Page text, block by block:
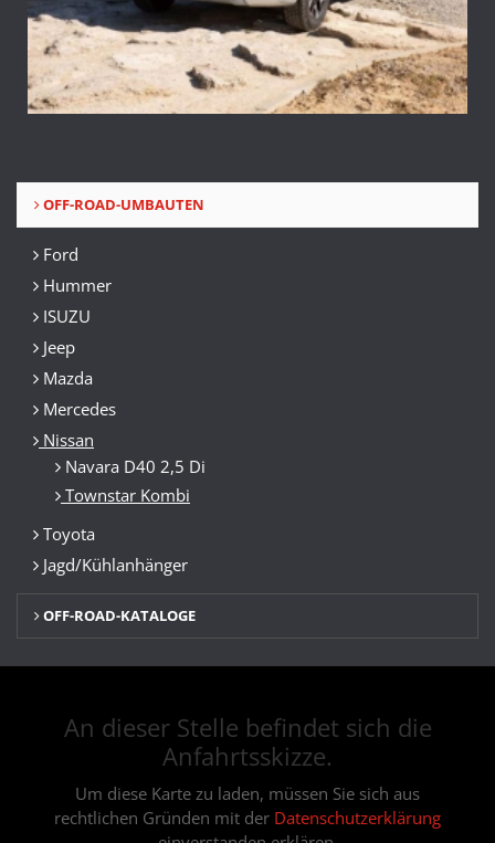
OFF-ROAD-UMBAUTEN
Ford
Hummer
ISUZU
Jeep
Mazda
Mercedes
Nissan
Navara D40 2,5 Di
Townstar Kombi
Toyota
Jagd/Kühlanhänger
OFF-ROAD-KATALOGE
An dieser Stelle befindet sich die
Anfahrtsskizze.
Um diese Karte zu laden, müssen Sie sich aus
rechtlichen Gründen mit der Datenschutzerklärung